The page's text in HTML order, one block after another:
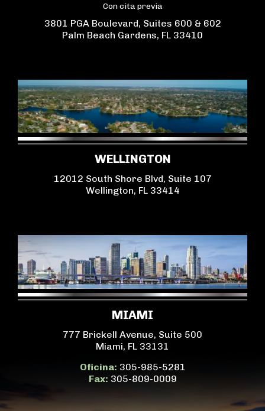
Con cita previa
3801 PGA Boulevard, Suites 600 & 602
Palm Beach Gardens, FL 33410
WELLINGTON
12012 South Shore Blvd, Suite 107
Wellington, FL 33414
MIAMI
777 Brickell Avenue, Suite 500
Miami, FL 33131
Oficina: 305-985-5281
Fax: 305-809-0009